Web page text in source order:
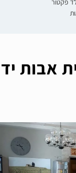
פקטור
אבות יד